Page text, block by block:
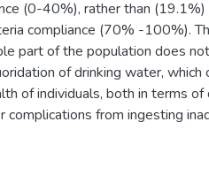
(0-40%), rather than (19.1%)
compliance (70% -100%).
part of the population does
of drinking water, which
of individuals, both in terms
complications from ingesting